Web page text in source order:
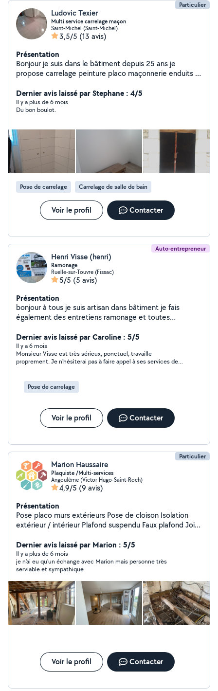
Particulier
Ludovic Texier
Multi service carrelage maçon
Saint-Michel (Saint-Michel)
3,5/5 (13 avis)
Présentation
Bonjour je suis dans le bâtiment depuis 25 ans je
propose carrelage peinture placo maçonnerie enduits à
Dernier avis laissé par Stephane : 4/5
Il y a plus de 6 mois
Du bon boulot.
Pose de carrelage Carrelage de salle de bain
Voir le profil Contacter
Auto-entrepreneur
Henri Visse (henri)
Ramonage
Ruelle-sur-Touvre (Fissac)
5/5 (5 avis)
Présentation
bonjour à tous je suis artisan dans bâtiment je fais
également des entretiens ramonage et toutes
Dernier avis laissé par Caroline : 5/5
Il y a 6 mois
Monsieur Visse est très sérieux, ponctuel, travaille
proprement. Je n'hésiterai pas à faire appel à ses services de
Pose de carrelage
Voir le profil Contacter
Particulier
Marion Haussaire
Plaquiste /Multi-services
Angoulême (Victor Hugo-Saint-Roch)
4,9/5 (9 avis)
Présentation
Pose placo murs extérieurs Pose de cloison Isolation
extérieur / intérieur Plafond suspendu Faux plafond Joint
- pose de cuisine - pose de panneaux photovoltaïques -
électricité
Dernier avis laissé par Marion : 5/5
Il y a plus de 6 mois
je n'ai eu qu'un échange avec Marion mais personne très
serviable et sympathique
Voir le profil Contacter